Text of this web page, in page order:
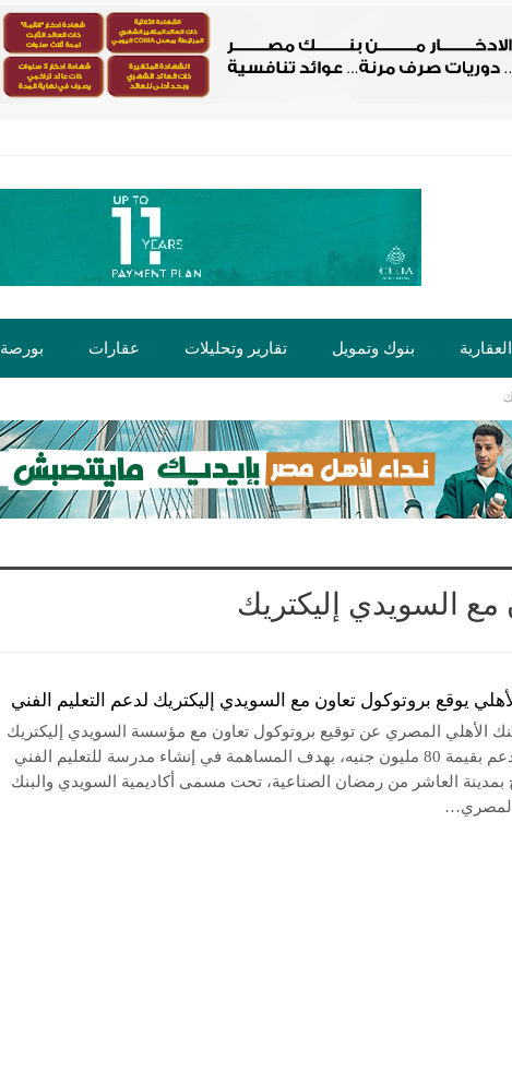
بنوك وتمويل تقارير وتحليلات عقارات بورصة
مع السويدي إليكتريك
يوقع بروتوكول تعاون مع السويدي إليكتريك لدعم التعليم الفني
الأهلي المصري عن توقيع بروتوكول تعاون مع مؤسسة السويدي إليكتريك
لتقديم دعم بقيمة 80 مليون جنيه، بهدف المساهمة في إنشاء مدرسة للتعليم الفني
بمدينة العاشر من رمضان الصناعية، تحت مسمى أكاديمية السويدي والبنك
المصري…